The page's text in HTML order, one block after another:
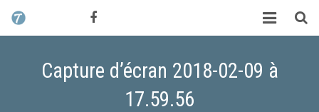
Capture d’écran 2018-02-09 à
17.59.56